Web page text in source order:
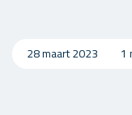
28 maart 2023 1